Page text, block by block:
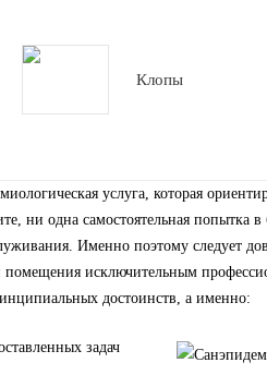
Клопы
услуга, которая
ни одна самостоятельная попытка в
Именно поэтому следует
помещения исключительным
достоинств, а именно:
задач